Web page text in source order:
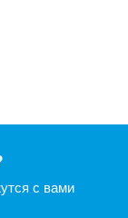
с вами